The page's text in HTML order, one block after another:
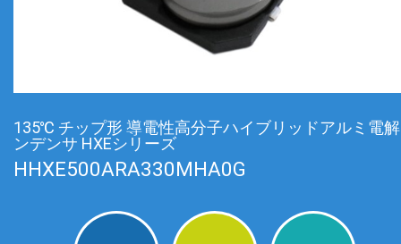
135℃ チップ形 導電性高分子ハイブリッドアルミ電
ンデンサ HXEシリーズ
HHXE500ARA330MHA0G